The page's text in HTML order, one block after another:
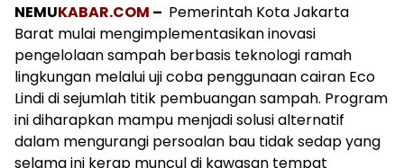
NEMUKABAR.COM – Pemerintah Kota Jakarta
Barat mulai mengimplementasikan inovasi
pengelolaan sampah berbasis teknologi ramah
lingkungan melalui uji coba penggunaan cairan Eco
Lindi di sejumlah titik pembuangan sampah. Program
ini diharapkan mampu menjadi solusi alternatif
dalam mengurangi persoalan bau tidak sedap yang
selama ini kerap muncul di kawasan tempat